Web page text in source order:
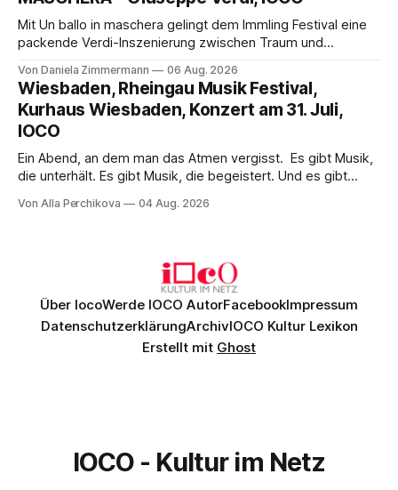
Mit Un ballo in maschera gelingt dem Immling Festival eine
packende Verdi-Inszenierung zwischen Traum und
psychologische Tiefe mit starken Bildern, getragen von
einem spielfreudigen Ensemble und einer musikalisch
überzeugenden Gesamtleistung.
Von Daniela Zimmermann 06 Aug. 2026
Wiesbaden, Rheingau Musik Festival,
Kurhaus Wiesbaden, Konzert am 31. Juli,
IOCO
Ein Abend, an dem man das Atmen vergisst. Es gibt Musik,
die unterhält. Es gibt Musik, die begeistert. Und es gibt
Genau so war der Abend im Kurhaus Wiesbaden, an dem
Von Alla Perchikova 04 Aug. 2026
Über IocoWerde IOCO AutorFacebookImpressum
DatenschutzerklärungArchivIOCO Kultur Lexikon
Erstellt mit Ghost
IOCO - Kultur im Netz